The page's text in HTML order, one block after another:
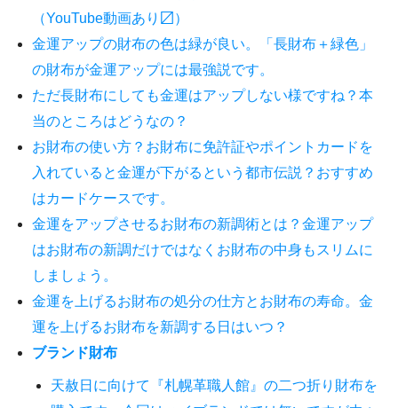
（YouTube動画あり〼）
金運アップの財布の色は緑が良い。「長財布＋緑色」
の財布が金運アップには最強説です。
ただ長財布にしても金運はアップしない様ですね？本
当のところはどうなの？
お財布の使い方？お財布に免許証やポイントカードを
入れていると金運が下がるという都市伝説？おすすめ
はカードケースです。
金運をアップさせるお財布の新調術とは？金運アップ
はお財布の新調だけではなくお財布の中身もスリムに
しましょう。
金運を上げるお財布の処分の仕方とお財布の寿命。金
運を上げるお財布を新調する日はいつ？
ブランド財布
天赦日に向けて『札幌革職人館』の二つ折り財布を